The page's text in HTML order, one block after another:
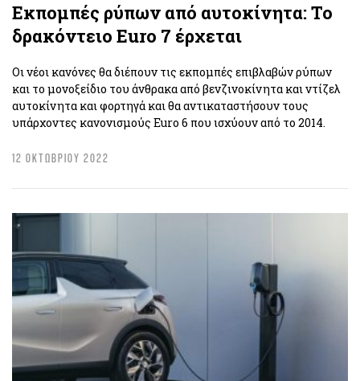
Εκπομπές ρύπων από αυτοκίνητα: Το
δρακόντειο Euro 7 έρχεται
Οι νέοι κανόνες θα διέπουν τις εκπομπές επιβλαβών ρύπων
και το μονοξείδιο του άνθρακα από βενζινοκίνητα και ντίζελ
αυτοκίνητα και φορτηγά και θα αντικαταστήσουν τους
υπάρχοντες κανονισμούς Euro 6 που ισχύουν από το 2014.
12 ΟΚΤΩΒΡΙΟΥ 2022